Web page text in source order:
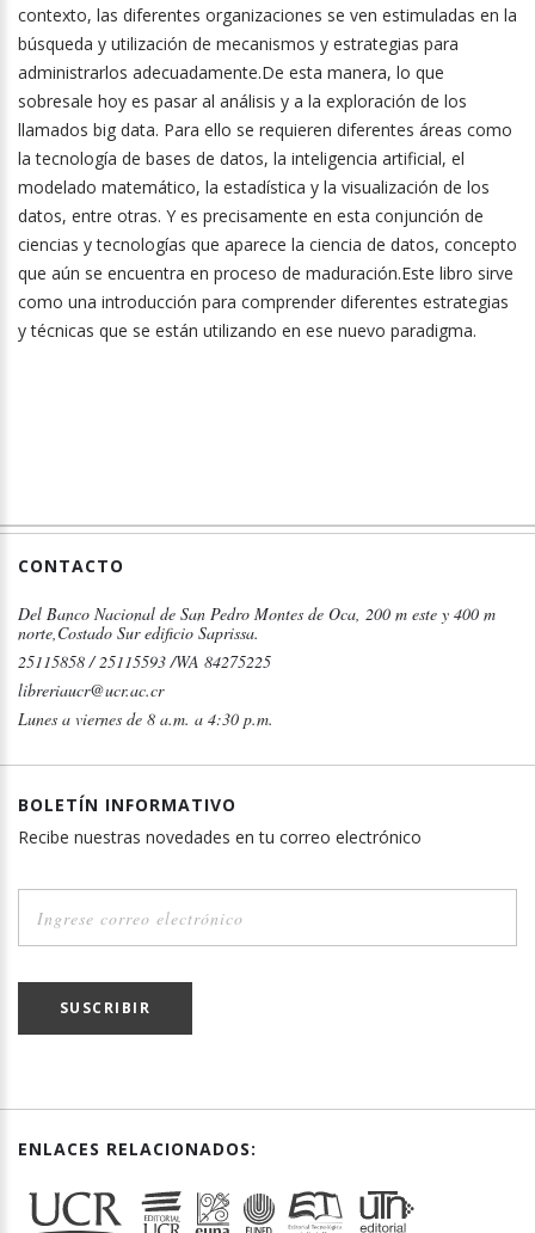
contexto, las diferentes organizaciones se ven estimuladas en la
búsqueda y utilización de mecanismos y estrategias para
administrarlos adecuadamente.De esta manera, lo que
sobresale hoy es pasar al análisis y a la exploración de los
llamados big data. Para ello se requieren diferentes áreas como
la tecnología de bases de datos, la inteligencia artificial, el
modelado matemático, la estadística y la visualización de los
datos, entre otras. Y es precisamente en esta conjunción de
ciencias y tecnologías que aparece la ciencia de datos, concepto
que aún se encuentra en proceso de maduración.Este libro sirve
como una introducción para comprender diferentes estrategias
y técnicas que se están utilizando en ese nuevo paradigma.
CONTACTO
Del Banco Nacional de San Pedro Montes de Oca, 200 m este y 400 m
norte,Costado Sur edificio Saprissa.
25115858 / 25115593 /WA 84275225
libreriaucr@ucr.ac.cr
Lunes a viernes de 8 a.m. a 4:30 p.m.
BOLETÍN INFORMATIVO
Recibe nuestras novedades en tu correo electrónico
SUSCRIBIR
ENLACES RELACIONADOS: